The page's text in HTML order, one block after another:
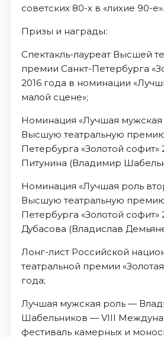
советских 80-х в «лихие 90-е».
Призы и награды:
Спектакль-лауреат Высшей
премии Санкт-Петербурга
2016 года в номинации
малой сцене»;
Номинация «Лучшая мужская
Высшую театральную
Петербурга «Золотой софит»
Питунина (Владимир
Номинация «Лучшая роль
Высшую театральную
Петербурга «Золотой софит»
Дубасова (Владислав
Лонг-лист Российской
театральной премии
года;
Лучшая мужская роль —
Шабельников — VIII
фестиваль камерных и